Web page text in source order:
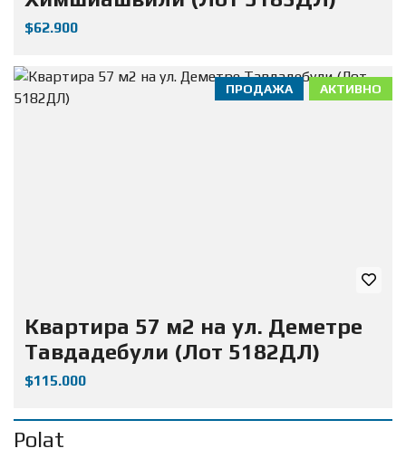
$62.900
АКТИВНО
ПРОДАЖА
Квартира 57 м2 на ул. Деметре
Тавдадебули (Лот 5182ДЛ)
$115.000
Polat